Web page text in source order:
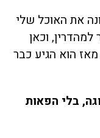
את האוכל שלי
וכאן
הוא הגיע כבר
בלי הפאות